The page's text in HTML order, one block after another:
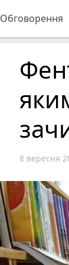
Обговорення
8 вересня